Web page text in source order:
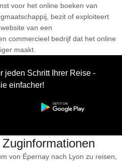
voor het online boeken van
bezit of exploiteert
van een
commercieel bedrijf dat het online
maakt.
jeden Schritt Ihrer Reise -
einfacher!
von Épernay nach Lyon zu reisen,